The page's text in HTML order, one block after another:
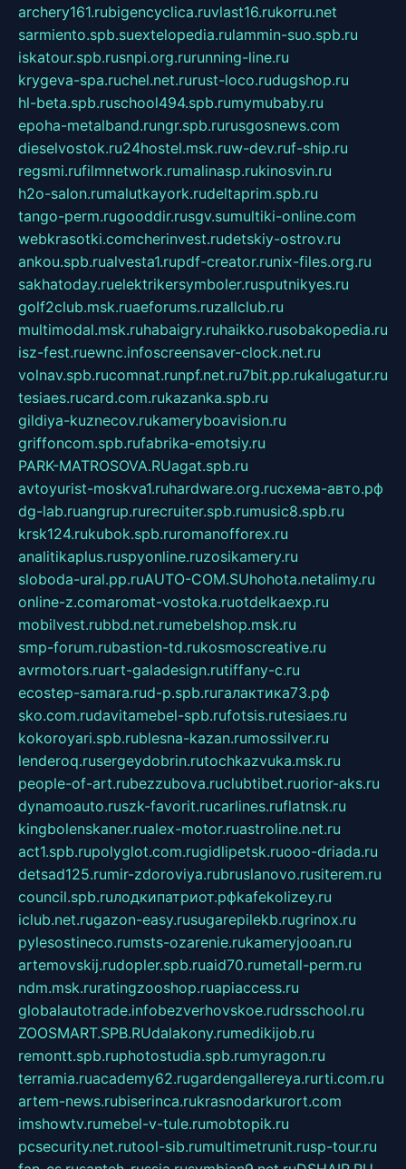
archery161.rubigencyclica.ruvlast16.rukorru.net
sarmiento.spb.suextelopedia.rulammin-suo.spb.ru
iskatour.spb.rusnpi.org.rurunning-line.ru
krygeva-spa.ruchel.net.rurust-loco.rudugshop.ru
hl-beta.spb.ruschool494.spb.rumymubaby.ru
epoha-metalband.rungr.spb.rurusgosnews.com
dieselvostok.ru24hostel.msk.ruw-dev.ruf-ship.ru
regsmi.rufilmnetwork.rumalinasp.rukinosvin.ru
h2o-salon.rumalutkayork.rudeltaprim.spb.ru
tango-perm.rugooddir.rusgv.sumultiki-online.com
webkrasotki.comcherinvest.rudetskiy-ostrov.ru
ankou.spb.rualvesta1.rupdf-creator.runix-files.org.ru
sakhatoday.ruelektrikersymboler.rusputnikyes.ru
golf2club.msk.ruaeforums.ruzallclub.ru
multimodal.msk.ruhabaigry.ruhaikko.rusobakopedia.ru
isz-fest.ruewnc.infoscreensaver-clock.net.ru
volnav.spb.rucomnat.runpf.net.ru7bit.pp.rukalugatur.ru
tesiaes.rucard.com.rukazanka.spb.ru
gildiya-kuznecov.rukameryboavision.ru
griffoncom.spb.rufabrika-emotsiy.ru
PARK-MATROSOVA.RUagat.spb.ru
avtoyurist-moskva1.ruhardware.org.ruсхема-авто.рф
dg-lab.ruangrup.rurecruiter.spb.rumusic8.spb.ru
krsk124.rukubok.spb.ruromanofforex.ru
analitikaplus.ruspyonline.ruzosikamery.ru
sloboda-ural.pp.ruAUTO-COM.SUhohota.netalimy.ru
online-z.comaromat-vostoka.ruotdelkaexp.ru
mobilvest.rubbd.net.rumebelshop.msk.ru
smp-forum.rubastion-td.rukosmoscreative.ru
avrmotors.ruart-galadesign.rutiffany-c.ru
ecostep-samara.rud-p.spb.ruгалактика73.рф
sko.com.rudavitamebel-spb.rufotsis.rutesiaes.ru
kokoroyari.spb.rublesna-kazan.rumossilver.ru
lenderoq.rusergeydobrin.rutochkazvuka.msk.ru
people-of-art.rubezzubova.ruclubtibet.ruorior-aks.ru
dynamoauto.ruszk-favorit.rucarlines.ruflatnsk.ru
kingbolenskaner.rualex-motor.ruastroline.net.ru
act1.spb.rupolyglot.com.rugidlipetsk.ruooo-driada.ru
detsad125.rumir-zdoroviya.rubruslanovo.rusiterem.ru
council.spb.ruлодкипатриот.рфkafekolizey.ru
iclub.net.rugazon-easy.rusugarepilekb.rugrinox.ru
pylesostineco.rumsts-ozarenie.rukameryjooan.ru
artemovskij.rudopler.spb.ruaid70.rumetall-perm.ru
ndm.msk.ruratingzooshop.ruapiaccess.ru
globalautotrade.infobezverhovskoe.rudrsschool.ru
ZOOSMART.SPB.RUdalakony.rumedikijob.ru
remontt.spb.ruphotostudia.spb.rumyragon.ru
terramia.ruacademy62.rugardengallereya.rurti.com.ru
artem-news.rubiserinca.rukrasnodarkurort.com
imshowtv.rumebel-v-tule.rumobtopik.ru
pcsecurity.net.rutool-sib.rumultimetrunit.rusp-tour.ru